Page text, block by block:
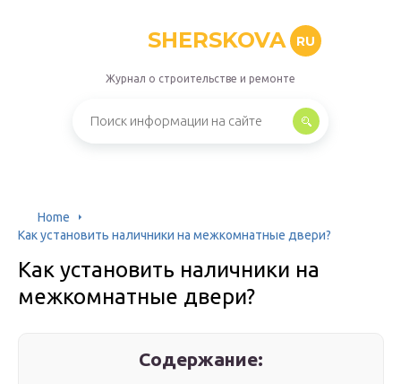
SHERSKOVA RU
Журнал о строительстве и ремонте
Home
Как установить наличники на межкомнатные двери?
Как установить наличники на
межкомнатные двери?
Содержание: